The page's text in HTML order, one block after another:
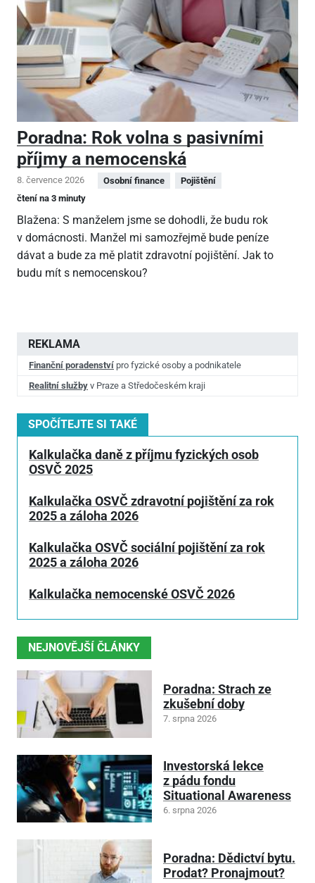
Poradna: Rok volna s pasivními
příjmy a nemocenská
8. července 2026 Osobní finance
Pojištění
čtení na 3 minuty
Blažena: S manželem jsme se dohodli, že budu rok
v domácnosti. Manžel mi samozřejmě bude peníze
dávat a bude za mě platit zdravotní pojištění. Jak to
budu mít s nemocenskou?
REKLAMA
Finanční poradenství pro fyzické osoby a podnikatele
Realitní služby v Praze a Středočeském kraji
SPOČÍTEJTE SI TAKÉ
Kalkulačka daně z příjmu fyzických osob
OSVČ 2025
Kalkulačka OSVČ zdravotní pojištění za rok
2025 a záloha 2026
Kalkulačka OSVČ sociální pojištění za rok
2025 a záloha 2026
Kalkulačka nemocenské OSVČ 2026
NEJNOVĚJŠÍ ČLÁNKY
Poradna: Strach ze
zkušební doby
7. srpna 2026
Investorská lekce
z pádu fondu
Situational Awareness
6. srpna 2026
Poradna: Dědictví bytu.
Prodat? Pronajmout?